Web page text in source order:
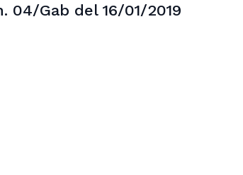
04/Gab del 16/01/2019